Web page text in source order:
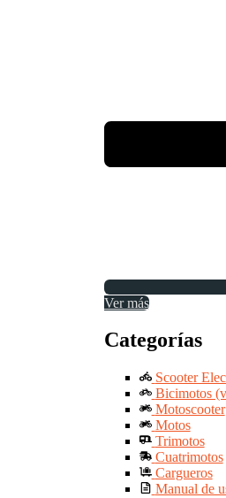
Ver más
Categorías
Scooter
Bicimotos
Motoscooter
Motos
Trimotos
Cuatrimotos
Cargueros
Manual de